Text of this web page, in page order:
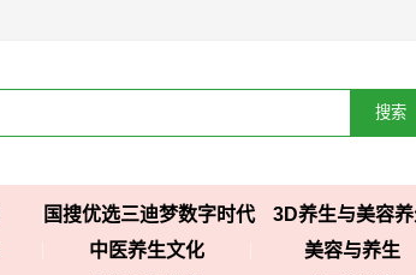
搜索
国搜优选三迪梦数字时代 3D养生与美容养
中医养生文化 美容与养生